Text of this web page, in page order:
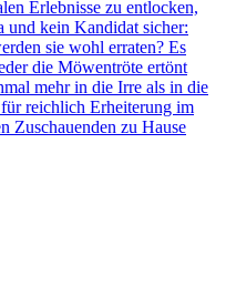
Erlebnisse zu entlocken,
und kein Kandidat sicher:
sie wohl erraten? Es
die Möwentröte ertönt
mehr in die Irre als in die
reichlich Erheiterung im
Zuschauenden zu Hause